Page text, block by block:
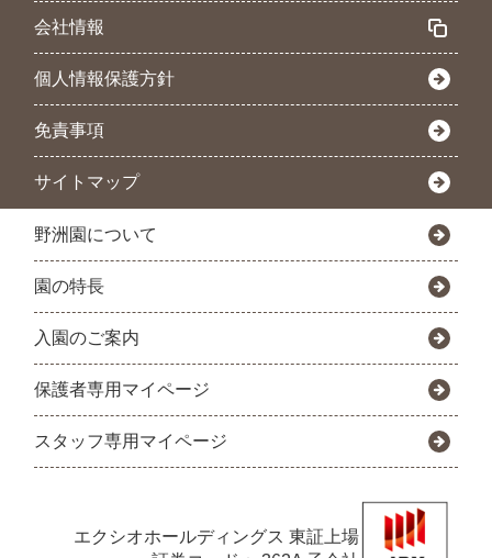
会社情報
個人情報保護方針
免責事項
サイトマップ
野洲園について
園の特長
入園のご案内
保護者専用マイページ
スタッフ専用マイページ
エクシオホールディングス 東証上場